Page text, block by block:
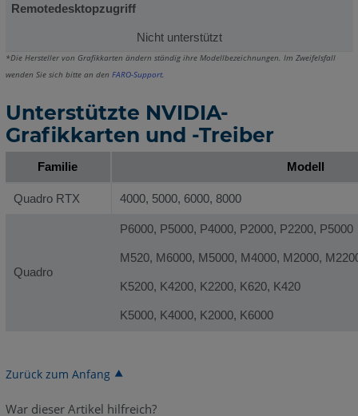
Remotedesktopzugriff
Nicht unterstützt
*Die Hersteller von Grafikkarten ändern ständig ihre Modellbezeichnungen. Im Zweifelsfall
wenden Sie sich bitte an den FARO-Support.
Unterstützte NVIDIA-
Grafikkarten und -Treiber
Familie Modell
Quadro RTX 4000, 5000, 6000, 8000
Quadro
P6000, P5000, P4000, P2000, P2200, P5000
M520, M6000, M5000, M4000, M2000,
K5200, K4200, K2200, K620, K420
K5000, K4000, K2000, K6000
Zurück zum Anfang
War dieser Artikel hilfreich?